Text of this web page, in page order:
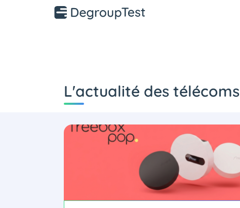
L'actualité des télécoms